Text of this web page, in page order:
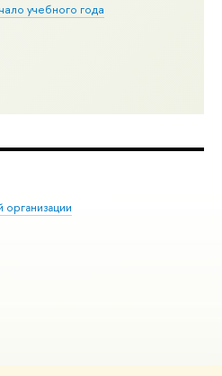
учебного года
возможностями